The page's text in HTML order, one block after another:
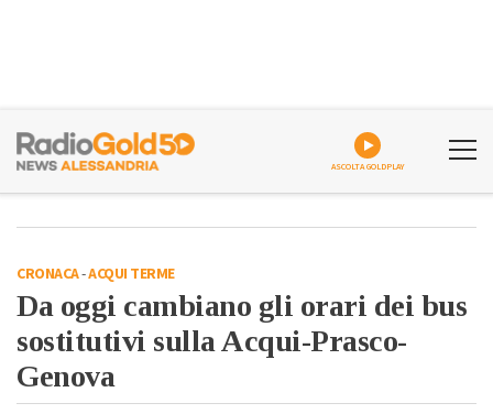
ASCOLTA GOLDPLAY
CRONACA-ACQUI TERME
Da oggi cambiano gli orari dei bus
sostitutivi sulla Acqui-Prasco-
Genova